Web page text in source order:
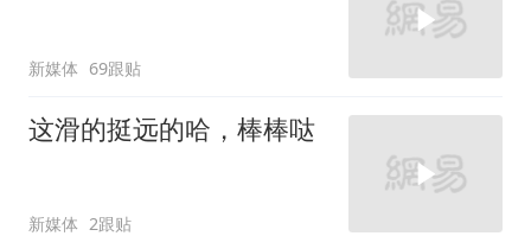
新媒体 69跟贴
这滑的挺远的哈，棒棒哒
新媒体 2跟贴